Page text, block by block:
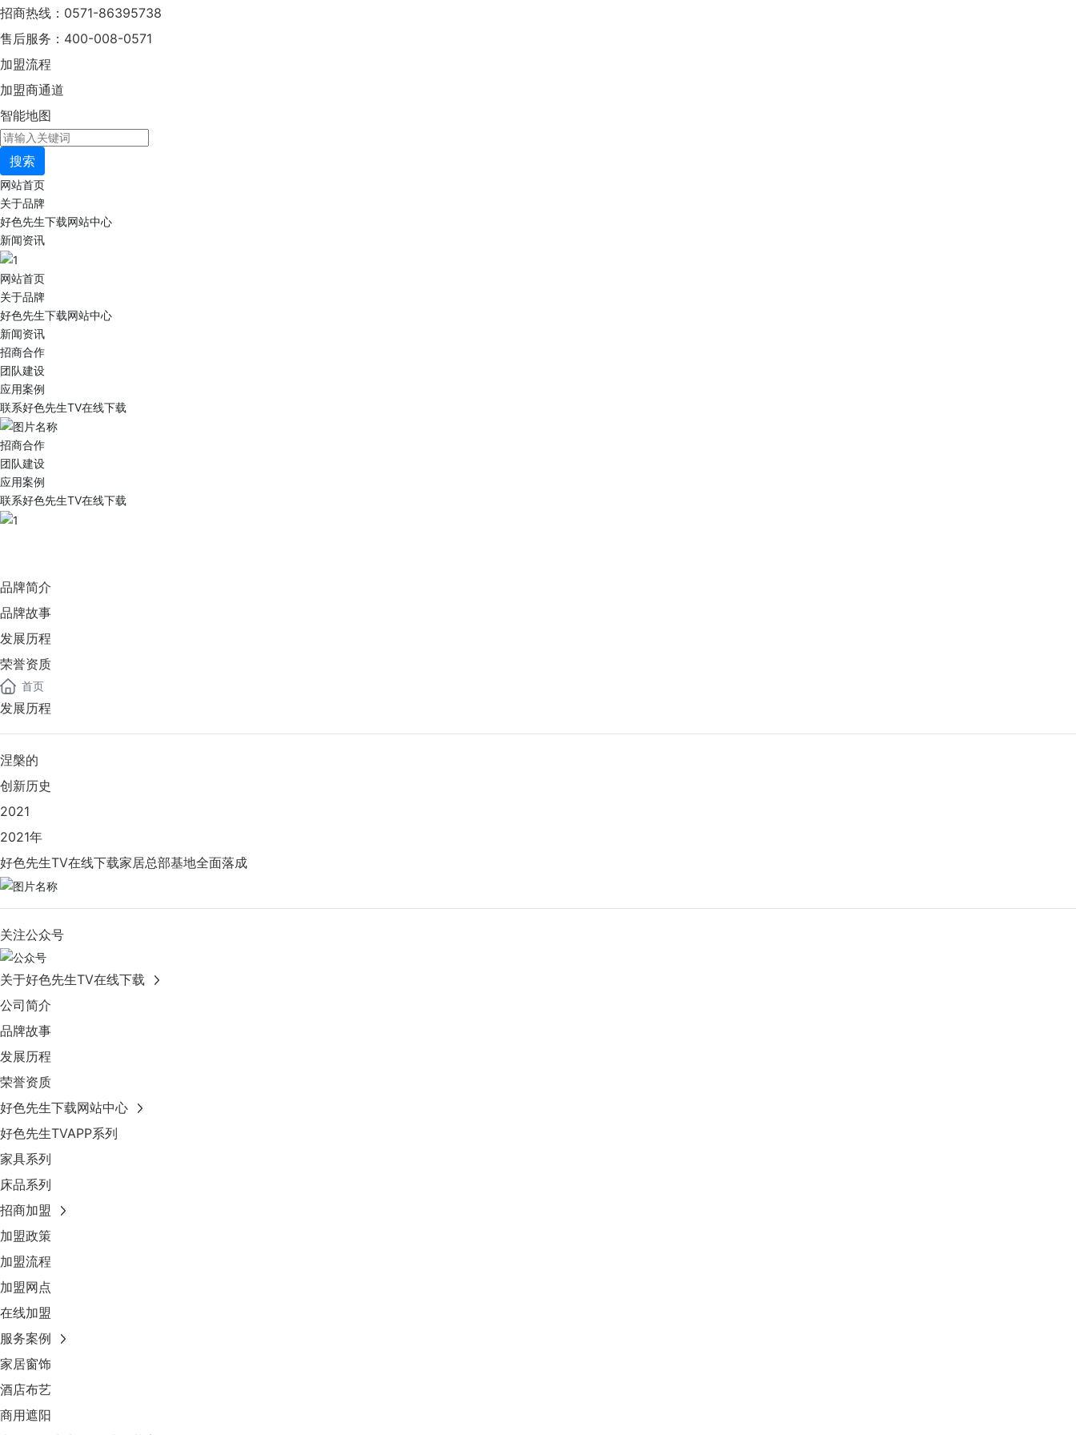
招商热线：0571-86395738
售后服务：400-008-0571
加盟流程
加盟商通道
智能地图
搜索
网站首页
关于品牌
好色先生下载网站中心
新闻资讯
网站首页
关于品牌
好色先生下载网站中心
新闻资讯
招商合作
团队建设
应用案例
联系好色先生TV在线下载
招商合作
团队建设
应用案例
联系好色先生TV在线下载
品牌简介
品牌故事
发展历程
荣誉资质
首页
发展历程
涅槃的
创新历史
2021
2021年
好色先生TV在线下载家居总部基地全面落成
关注公众号
关于好色先生TV在线下载
公司简介
品牌故事
发展历程
荣誉资质
好色先生下载网站中心
好色先生TVAPP系列
家具系列
床品系列
招商加盟
加盟政策
加盟流程
加盟网点
在线加盟
服务案例
家居窗饰
酒店布艺
商用遮阳